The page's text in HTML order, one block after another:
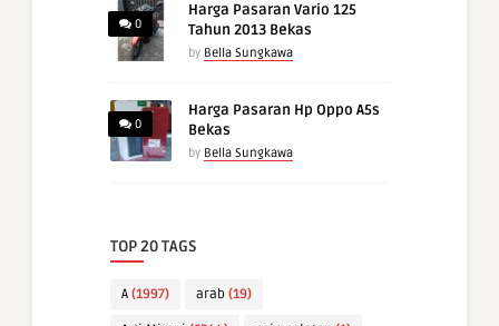
0
Harga Pasaran Vario 125
Tahun 2013 Bekas
by Bella Sungkawa
0
Harga Pasaran Hp Oppo A5s
Bekas
by Bella Sungkawa
TOP 20 TAGS
A (1997) arab (19)